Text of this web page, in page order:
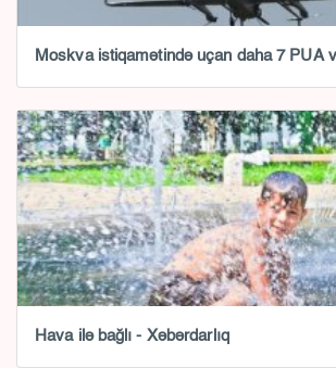
Moskva istiqamətində uçan daha 7 PUA
Hava ilə bağlı - Xəbərdarlıq